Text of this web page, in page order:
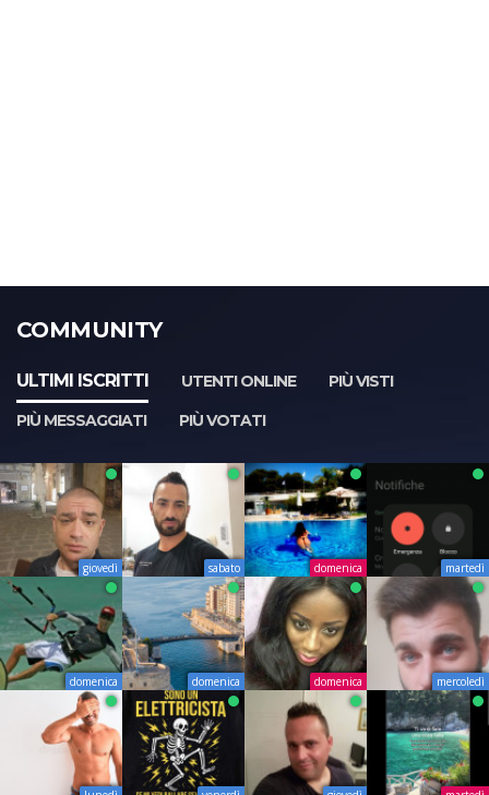
COMMUNITY
ULTIMI ISCRITTI UTENTI ONLINE
PIÙ VISTI
PIÙ MESSAGGIATI
PIÙ VOTATI
giovedì sabato domenica martedì
domenica domenica domenica mercoledì